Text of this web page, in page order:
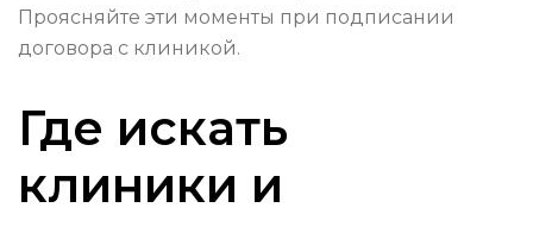
Проясняйте эти моменты при подписании
договора с клиникой.
Где искать
клиники и